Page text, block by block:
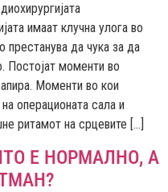
имаат клучна улога во
да чука за да
Постојат моменти во
Моменти во кои
операционата сала и
ритамот на срцевите […]
Е НОРМАЛНО, А